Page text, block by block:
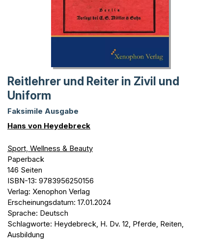
Reitlehrer und Reiter in Zivil und
Uniform
Faksimile Ausgabe
Hans von Heydebreck
Sport, Wellness & Beauty
Paperback
146 Seiten
ISBN-13: 9783956250156
Verlag: Xenophon Verlag
Erscheinungsdatum: 17.01.2024
Sprache: Deutsch
Schlagworte: Heydebreck, H. Dv. 12, Pferde, Reiten,
Ausbildung